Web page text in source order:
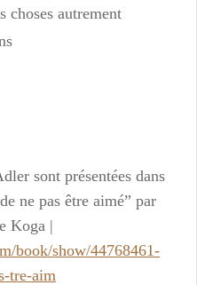
choses autrement
sont présentées dans
ne pas être aimé” par
Koga |
book/show/44768461-
tre-aim